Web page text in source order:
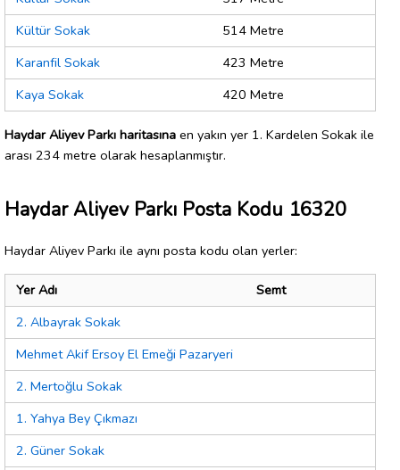
Kültür Sokak
514 Metre
Karanfil Sokak
423 Metre
Kaya Sokak
420 Metre
Haydar Aliyev Parkı haritasına en yakın yer 1. Kardelen Sokak ile
arası 234 metre olarak hesaplanmıştır.
Haydar Aliyev Parkı Posta Kodu 16320
Haydar Aliyev Parkı ile aynı posta kodu olan yerler:
Yer Adı
Semt
2. Albayrak Sokak
Mehmet Akif Ersoy El Emeği Pazaryeri
2. Mertoğlu Sokak
1. Yahya Bey Çıkmazı
2. Güner Sokak